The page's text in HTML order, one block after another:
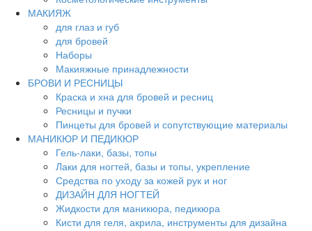
МАКИЯЖ
для глаз и губ
для бровей
Наборы
Макияжные принадлежности
БРОВИ И РЕСНИЦЫ
Краска и хна для бровей и ресниц
Ресницы и пучки
Пинцеты для бровей и сопутствующие материалы
МАНИКЮР И ПЕДИКЮР
Гель-лаки, базы, топы
Лаки для ногтей, базы и топы, укрепление
Средства по уходу за кожей рук и ног
ДИЗАЙН ДЛЯ НОГТЕЙ
Жидкости для маникюра, педикюра
Кисти для геля, акрила, инструменты для дизайна